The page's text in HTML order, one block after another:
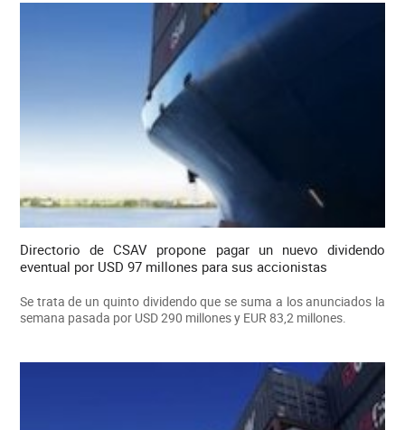
Directorio de CSAV propone pagar un nuevo dividendo
eventual por USD 97 millones para sus accionistas
Se trata de un quinto dividendo que se suma a los anunciados la
semana pasada por USD 290 millones y EUR 83,2 millones.